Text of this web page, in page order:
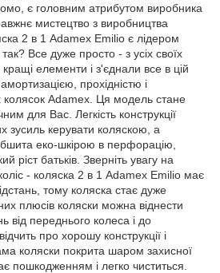
є головним атрибутом виробника
мистецтво з виробництва
2 в 1 Adamex Emilio є лідером
Все дуже просто - з усіх своїх
елементи і з'єднали все в цій
прохідністю і
колясок Adamex. Ця модель стане
для Вас. Легкість конструкції
зусиль керувати коляскою, а
еко-шкірою в перфорацію,
ріст батьків. Зверніть увагу на
- коляска 2 в 1 Adamex Emilio має
тому коляска стає дуже
плюсів коляски можна віднести
від переднього колеса і до
про хорошу конструкції і
коляски покрита шаром захисної
пошкодженням і легко чиститься.